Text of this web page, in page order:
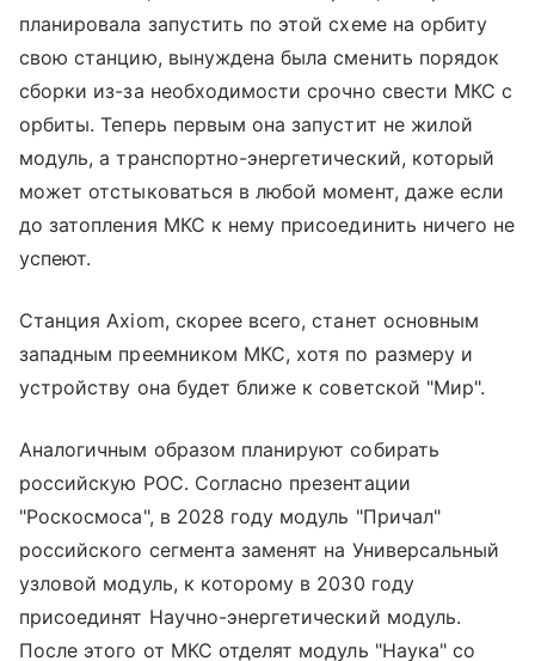
планировала запустить по этой схеме на орбиту
свою станцию, вынуждена была сменить порядок
сборки из-за необходимости срочно свести МКС с
орбиты. Теперь первым она запустит не жилой
модуль, а транспортно-энергетический, который
может отстыковаться в любой момент, даже если
до затопления МКС к нему присоединить ничего не
успеют.
Станция Axiom, скорее всего, станет основным
западным преемником МКС, хотя по размеру и
устройству она будет ближе к советской "Мир".
Аналогичным образом планируют собирать
российскую РОС. Согласно презентации
"Роскосмоса", в 2028 году модуль "Причал"
российского сегмента заменят на Универсальный
узловой модуль, к которому в 2030 году
присоединят Научно-энергетический модуль.
После этого от МКС отделят модуль "Наука" со